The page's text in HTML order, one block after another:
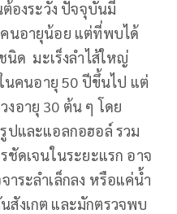
ต้องระวัง ปัจจุบันมี
นอายุน้อย แต่ที่พบได้
นิด มะเร็งลำไส้ใหญ่
นคนอายุ 50 ปีขึ้นไป แต่
อายุ 30 ต้น ๆ โดย
ปและแอลกอฮอล์ รวม
ชัดเจนในระยะแรก อาจ
ระลำเล็กลง หรือแค่น้ำ
งเกต และมักตรวจพบ